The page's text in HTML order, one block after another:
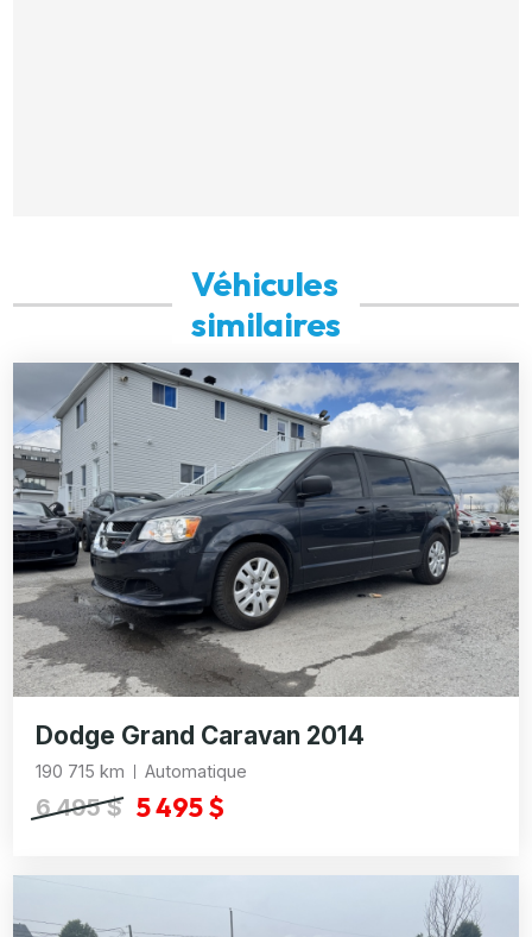
Véhicules
similaires
Dodge Grand Caravan 2014
190 715 km Automatique
6 495 $ 5 495 $